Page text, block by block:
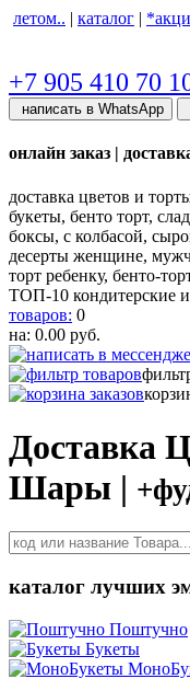
летом.. | каталог |
+7 905 410 70
написать в WhatsApp
онлайн заказ |
доставка цветов и
букеты, бенто торт,
боксы, с колбасой,
десерты женщине,
торт ребенку, бенто-
ТОП-10 кондитерские
товаров: 0
на: 0.00 руб.
Доставка
Шары |
каталог лучших
Поштучно
Букеты